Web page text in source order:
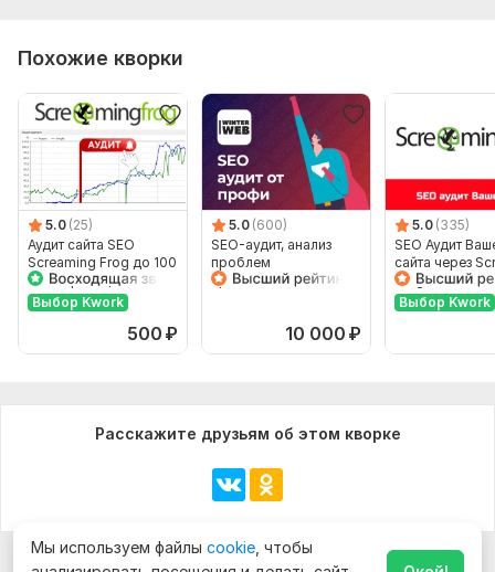
Похожие кворки
5.0 (25)
Аудит сайта SEO
Screaming Frog до 100
000 страниц. Полный
отчет
Выбор Kwork
500 ₽
5.0 (600)
SEO-аудит, анализ
проблем
продвижения и
10 000 ₽
5.0 (335)
SEO Аудит
сайта через
Frog
Выбор Kwork
Расскажите друзьям об этом кворке
Мы используем файлы cookie , чтобы